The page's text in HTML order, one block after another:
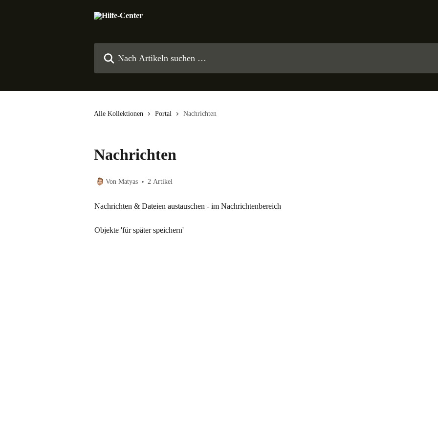
Alle Kollektionen Portal Nachrichten
Nachrichten
Von Matyas 2 Artikel
Nachrichten & Dateien austauschen - im Nachrichtenbereich
Objekte 'für später speichern'